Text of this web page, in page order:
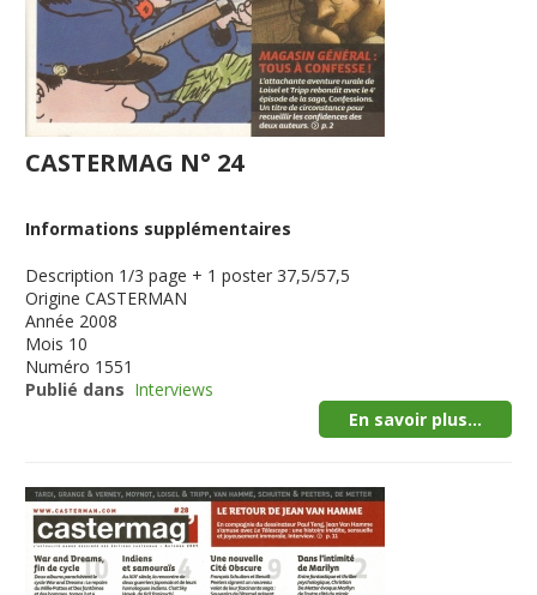
CASTERMAG N° 24
Informations supplémentaires
Description 1/3 page + 1 poster 37,5/57,5
Origine CASTERMAN
Année 2008
Mois 10
Numéro 1551
Publié dans Interviews
En savoir plus...